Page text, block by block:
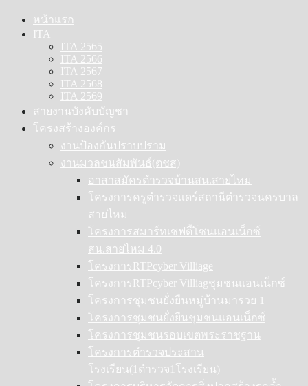
Skip
content
หน้าแรก
ITA
ITA 2565
ITA 2566
ITA 2567
ITA 2568
ITA 2569
สายงานบังคับบัญชา
โครงสร้างองค์กร
งานป้องกันปราบปราม
งานมวลชนสัมพันธ์(ตชส)
อาสาสมัครตำรวจบ้านสน.สายไหม
โครงการครูตำรวจแดร์สถานีตำรวจนครบาล
สายไหม
โครงการสมาร์ทเชฟตี้โซนแอนเน็กซ์
สน.สายไหม 4.0
โครงการRTPcyber Villiage
โครงการRTPcyber Villiagชุมชนแอนเน็กซ์
โครงการชุมชนยั่งยืนหมู่บ้านมารวย 1
โครงการชุมชนยั่งยืนชุมชนแอนเน็กซ์
โครงการชุมชนรอบเขตพระราชฐาน
โครงการตำรวจประสาน
โรงเรียน(1ตำรวจ1โรงเรียน)